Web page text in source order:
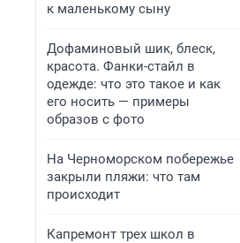
к маленькому сыну
Дофаминовый шик, блеск,
красота. Фанки-стайл в
одежде: что это такое и как
его носить — примеры
образов с фото
На Черноморском побережье
закрыли пляжи: что там
происходит
Капремонт трех школ в